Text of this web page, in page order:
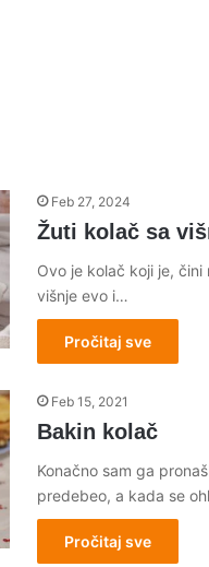
Feb 27, 2024
Žuti kolač sa
Ovo je kolač koji je,
višnje evo i…
Pročitaj sve
Feb 15, 2021
Bakin kolač
Konačno sam ga
predebeo, a kada se
Pročitaj sve